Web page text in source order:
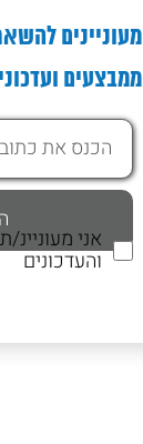
מעוניינים
ממבצעים
אני
והעדכונים